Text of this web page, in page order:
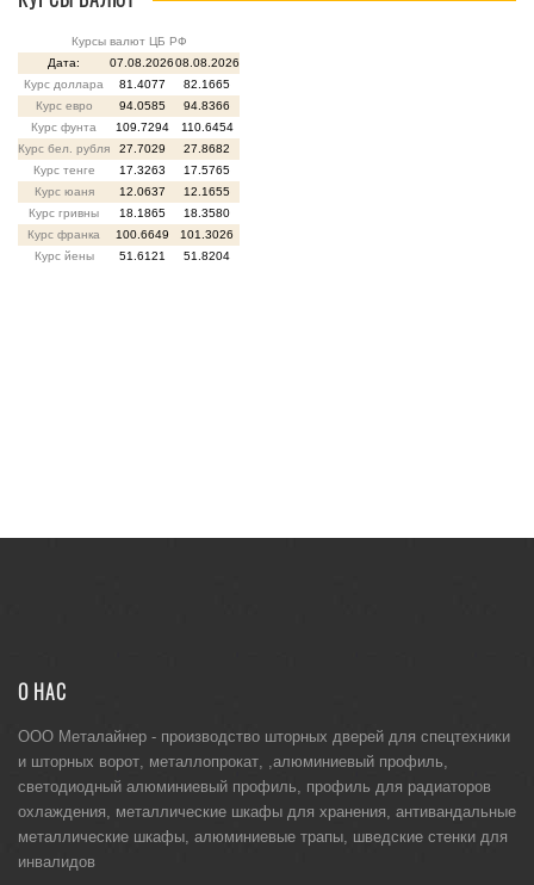
Курсы валют ЦБ РФ
Дата:
07.08.202608.08.2026
Курс доллара
81.4077
82.1665
Курс евро
94.0585
94.8366
Курс фунта
109.7294
110.6454
Курс бел. рубля
27.7029
27.8682
Курс тенге
17.3263
17.5765
Курс юаня
12.0637
12.1655
Курс гривны
18.1865
18.3580
Курс франка
100.6649
101.3026
Курс йены
51.6121 51.8204
О НАС
ООО Металайнер - производство шторных дверей для спецтехники
и шторных ворот, металлопрокат, ,алюминиевый профиль,
светодиодный алюминиевый профиль, профиль для радиаторов
охлаждения, металлические шкафы для хранения, антивандальные
металлические шкафы, алюминиевые трапы, шведские стенки для
инвалидов